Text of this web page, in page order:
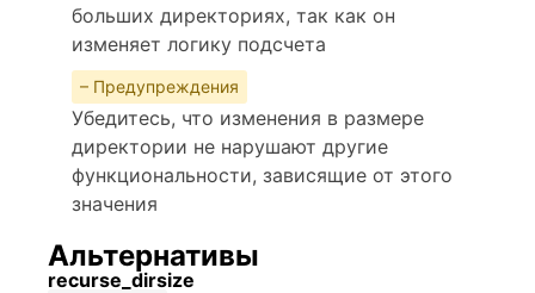
больших директориях, так как он
изменяет логику подсчета
– Предупреждения
Убедитесь, что изменения в размере
директории не нарушают другие
функциональности, зависящие от этого
значения
Альтернативы
recurse_dirsize